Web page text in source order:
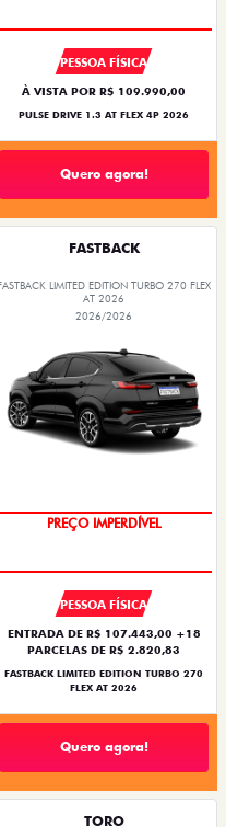
PESSOA FÍSICA
À VISTA POR R$ 109.990,00
PULSE DRIVE 1.3 AT FLEX 4P 2026
Quero agora!
FASTBACK
LIMITED EDITION TURBO 270 FLEX
AT 2026
2026/2026
COM USADO NA TROCA
PESSOA FÍSICA
ENTRADA DE R$ 107.443,00 +18
PARCELAS DE R$ 2.820,83
FASTBACK LIMITED EDITION TURBO 270
FLEX AT 2026
Quero agora!
TORO